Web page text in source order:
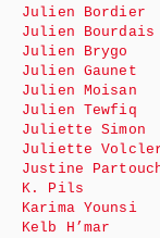
Julien Bordier
Julien Bourdais
Julien Brygo
Julien Gaunet
Julien Moisan
Julien Tewfiq
Juliette Simon
Juliette
Justine
K. Pils
Karima Younsi
Kelb H’mar